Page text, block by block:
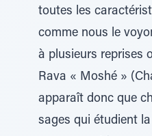
toutes les
comme nous le
à plusieurs reprises
Rava « Moshé »
apparaît donc que
sages qui étudient